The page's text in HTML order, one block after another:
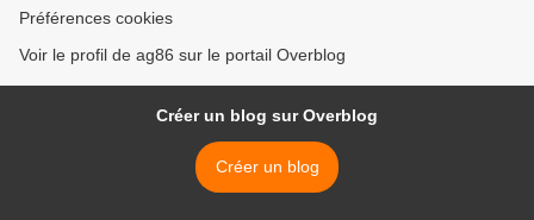
Préférences cookies
Voir le profil de ag86 sur le portail Overblog
Créer un blog sur Overblog
Créer un blog